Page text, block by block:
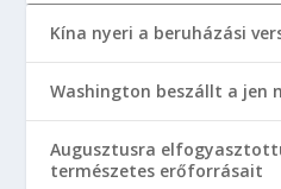
Kína nyeri a beruházási
Washington beszállt a jen
Augusztusra
természetes erőforrásait